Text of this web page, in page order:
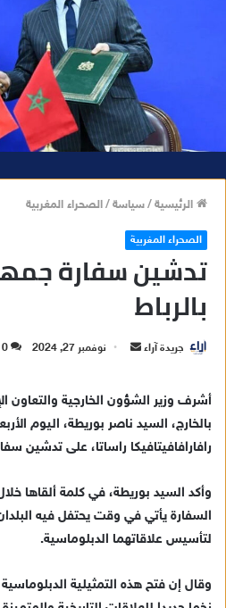
الرئيسية/سياسة/الصحراء المغربية
الصحراء المغربية
تدشين سفارة
بالرباط
جريدة آراء
س
د
ا
إ
ك
نوفمبر 27, 2024 0
أشرف وزير الشؤون الخارجية والتعاون
بالخارج، السيد ناصر بوريطة، اليوم
رافارافافيتافيكا راساتا، على تدشين
وأكد السيد بوريطة، في كلمة ألقاها
السفارة يأتي في وقت يحتفل فيه
لتأسيس علاقاتهما الدبلوماسية.
وقال إن فتح هذه التمثيلية